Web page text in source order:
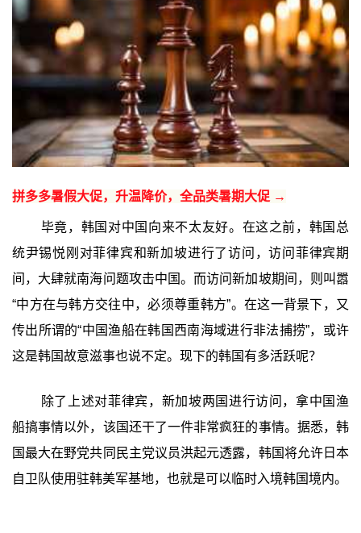
拼多多暑假大促，升温降价，全品类暑期大促 →
毕竟，韩国对中国向来不太友好。在这之前，韩国总
统尹锡悦刚对菲律宾和新加坡进行了访问，访问菲律宾期
间，大肆就南海问题攻击中国。而访问新加坡期间，则叫嚣
“中方在与韩方交往中，必须尊重韩方”。在这一背景下，又
传出所谓的“中国渔船在韩国西南海域进行非法捕捞”，或许
这是韩国故意滋事也说不定。现下的韩国有多活跃呢？
除了上述对菲律宾，新加坡两国进行访问，拿中国渔
船搞事情以外，该国还干了一件非常疯狂的事情。据悉，韩
国最大在野党共同民主党议员洪起元透露，韩国将允许日本
自卫队使用驻韩美军基地，也就是可以临时入境韩国境内。